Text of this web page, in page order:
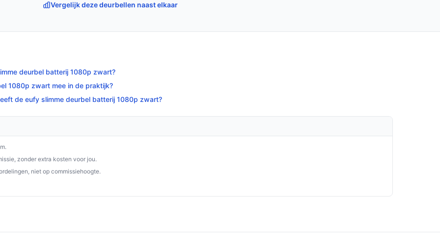
Vergelijk deze deurbellen naast elkaar
deurbel batterij 1080p zwart?
1080p zwart mee in de praktijk?
de eufy slimme deurbel batterij 1080p zwart?
zonder extra kosten voor jou.
niet op commissiehoogte.